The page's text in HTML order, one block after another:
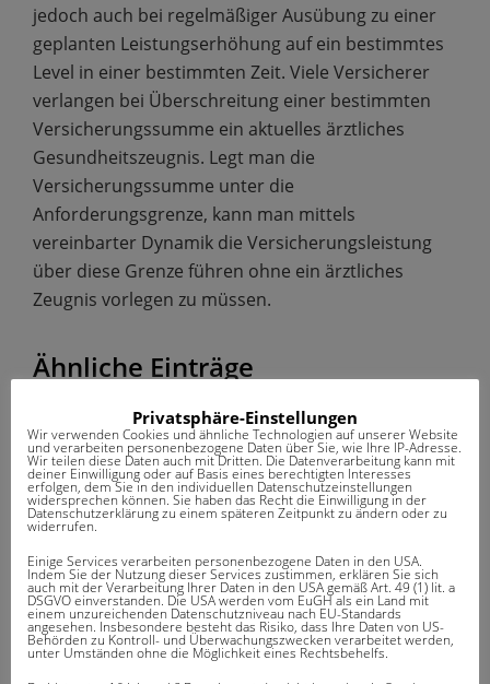
jedoch auch bei regelmäßiger Ausübung zu einer
geplanten Leistungserhöhung auf ein bestimmtes
Level in einer bestimmten Zeit. Viele Versicherer
verlangen bei Überschreitung einer bestimmten
Versicherungssumme ein aktuelles ärztliches
Gesundheitszeugnis. Legt man die
Versicherungssumme unter die
Anforderungsgrenze, kann man mittels
vereinbarter Dynamik die Versicherungsleistung
über diese Grenze führen ohne ein ärztliches
Zeugnis vorlegen zu müssen.
Ähnliche Einträge
Deckungssumme
Gleitender Neubauwert
Neuwert
Versicherungsfall
Ablaufleistung
veröffentlicht vonThomas Pötschan.
Privatsphäre-Einstellungen
Wir verwenden Cookies und ähnliche Technologien auf unserer Website
und verarbeiten personenbezogene Daten über Sie, wie Ihre IP-Adresse.
Wir teilen diese Daten auch mit Dritten. Die Datenverarbeitung kann mit
deiner Einwilligung oder auf Basis eines berechtigten Interesses
erfolgen, dem Sie in den individuellen Datenschutzeinstellungen
widersprechen können. Sie haben das Recht die Einwilligung in der
Datenschutzerklärung zu einem späteren Zeitpunkt zu ändern oder zu
widerrufen.
Einige Services verarbeiten personenbezogene Daten in den USA.
Indem Sie der Nutzung dieser Services zustimmen, erklären Sie sich
auch mit der Verarbeitung Ihrer Daten in den USA gemäß Art. 49 (1) lit. a
DSGVO einverstanden. Die USA werden vom EuGH als ein Land mit
einem unzureichenden Datenschutzniveau nach EU-Standards
angesehen. Insbesondere besteht das Risiko, dass Ihre Daten von US-
Behörden zu Kontroll- und Überwachungszwecken verarbeitet werden,
unter Umständen ohne die Möglichkeit eines Rechtsbehelfs.